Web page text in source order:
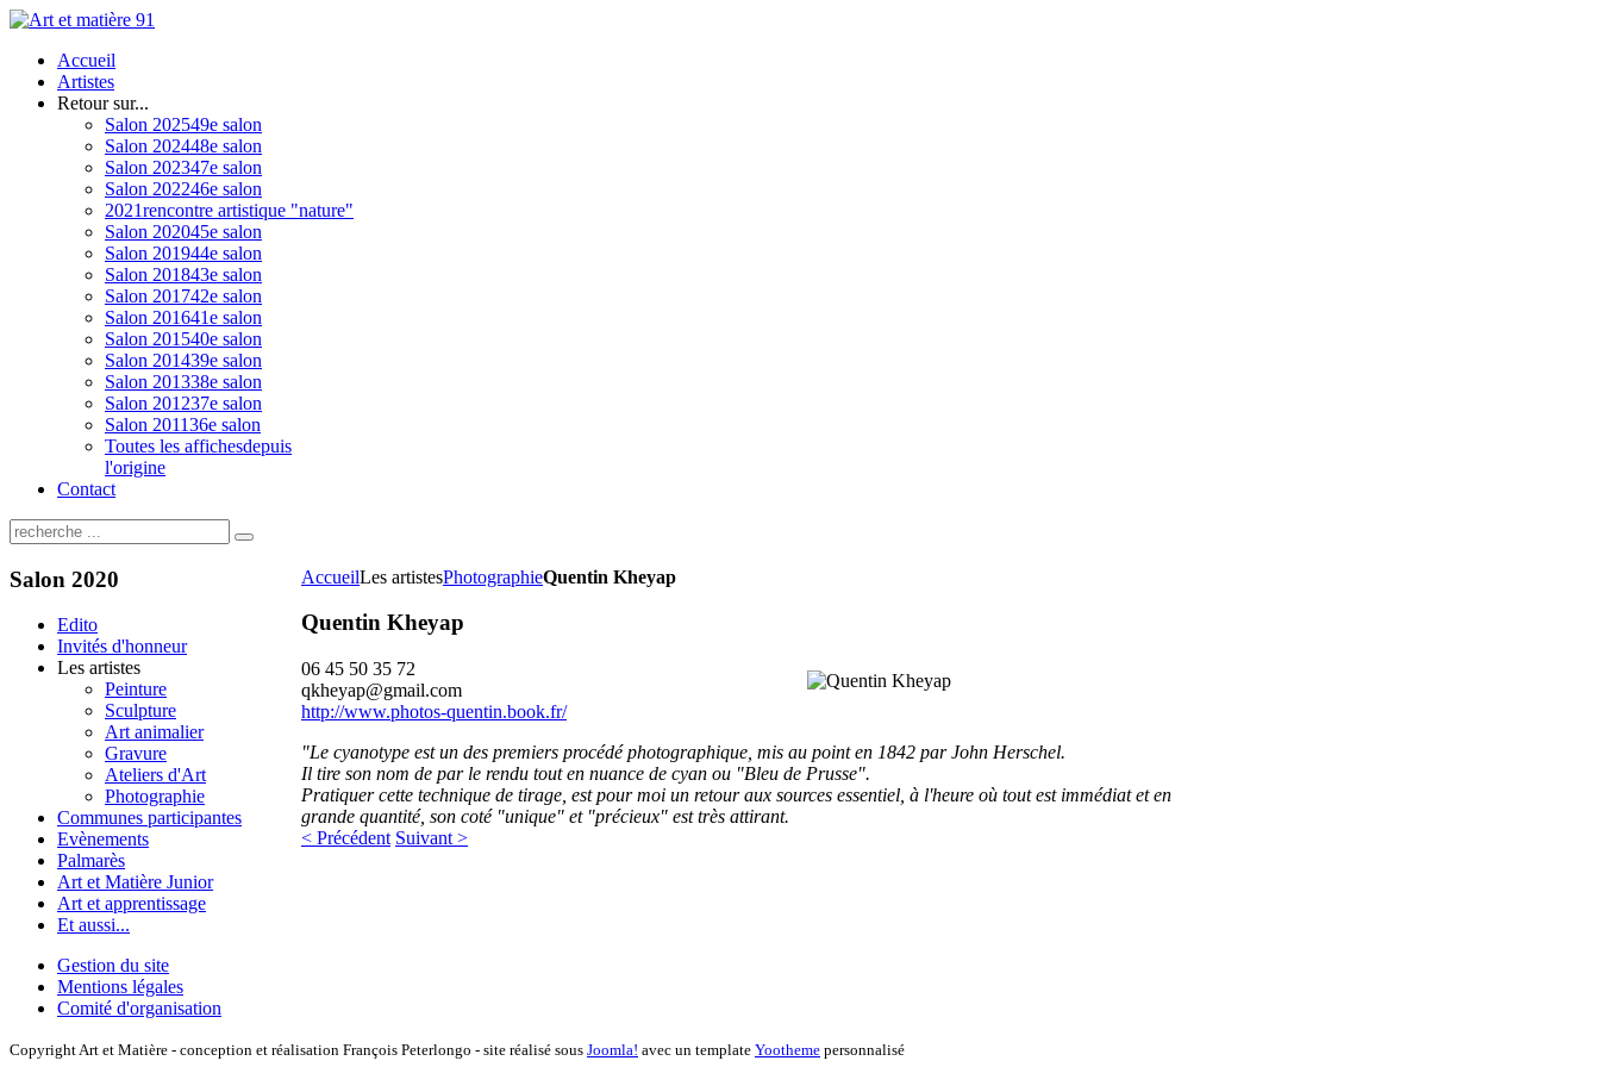
Accueil
Artistes
Retour sur...
Salon 202549e salon
Salon 202448e salon
Salon 202347e salon
Salon 202246e salon
2021rencontre artistique "nature"
Salon 202045e salon
Salon 201944e salon
Salon 201843e salon
Salon 201742e salon
Salon 201641e salon
Salon 201540e salon
Salon 201439e salon
Salon 201338e salon
Salon 201237e salon
Salon 201136e salon
Toutes les affichesdepuis
l'origine
Contact
AccueilLes artistesPhotographieQuentin Kheyap
Quentin Kheyap
06 45 50 35 72
qkheyap@gmail.com
http://www.photos-quentin.book.fr/
"Le cyanotype est un des premiers procédé photographique, mis au point en 1842 parJohn Herschel.
Il tire son nom de par le rendu tout en nuance de cyan ou "Bleu de Prusse".
Pratiquer cette technique de tirage, est pour moi un retour aux sources essentiel, à l'heure où tout est immédiat et en
grande quantité, son coté "unique" et "précieux" est très attirant.
< Précédent Suivant >
Salon 2020
Edito
Invités d'honneur
Les artistes
Peinture
Sculpture
Art animalier
Gravure
Ateliers d'Art
Photographie
Communes participantes
Evènements
Palmarès
Art et Matière Junior
Art et apprentissage
Et aussi...
Gestion du site
Mentions légales
Comité d'organisation
Copyright Art et Matière - conception et réalisation François Peterlongo - site réalisé sous Joomla! avec un template Yootheme personnalisé